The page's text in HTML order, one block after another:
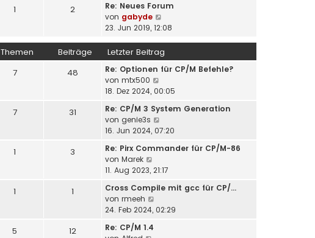
t
r
B
e
i
t
a
g
1 2
Re: Neues Forum
von gabyde
e
e
s
t
r
B
e
i
t
r
g
23. Jun 2019, 12:08
Themen Beiträge Letzter Beitrag
7 48
Re: Optionen für CP/M Befehle?
von mtx500
e
e
t
e
B
i
r
18. Dez 2024, 00:05
7 31
Re: CP/M 3 System Generation
von genie3s
e
e
t
e
B
16. Jun 2024, 07:20
1 3
Re: Pirx Commander für CP/M-86
von Marek
e
e
s
t
11. Aug 2023, 21:17
1 1
Cross Compile mit gcc für CP/…
von rmeeh
e
24. Feb 2024, 02:29
5 12
Re: CP/M 1.4